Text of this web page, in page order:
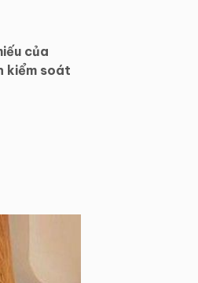
của
kiểm soát